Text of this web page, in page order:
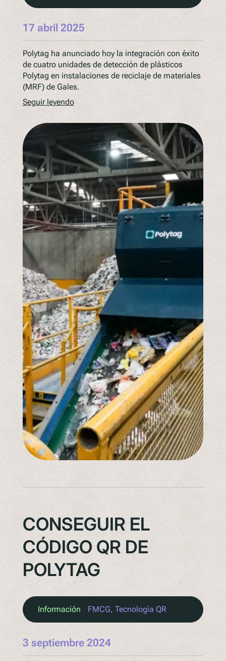
17 abril 2025
Polytag ha anunciado hoy la integración con éxito
de cuatro unidades de detección de plásticos
Polytag en instalaciones de reciclaje de materiales
(MRF) de Gales.
Seguir leyendo
CONSEGUIR EL
CÓDIGO QR DE
POLYTAG
Información FMCG, Tecnología QR
3 septiembre 2024